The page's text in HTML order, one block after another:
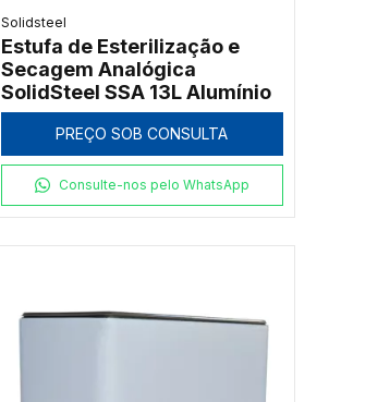
Solidsteel
Estufa de Esterilização e
Secagem Analógica
SolidSteel SSA 13L Alumínio
PREÇO SOB CONSULTA
Consulte-nos pelo WhatsApp